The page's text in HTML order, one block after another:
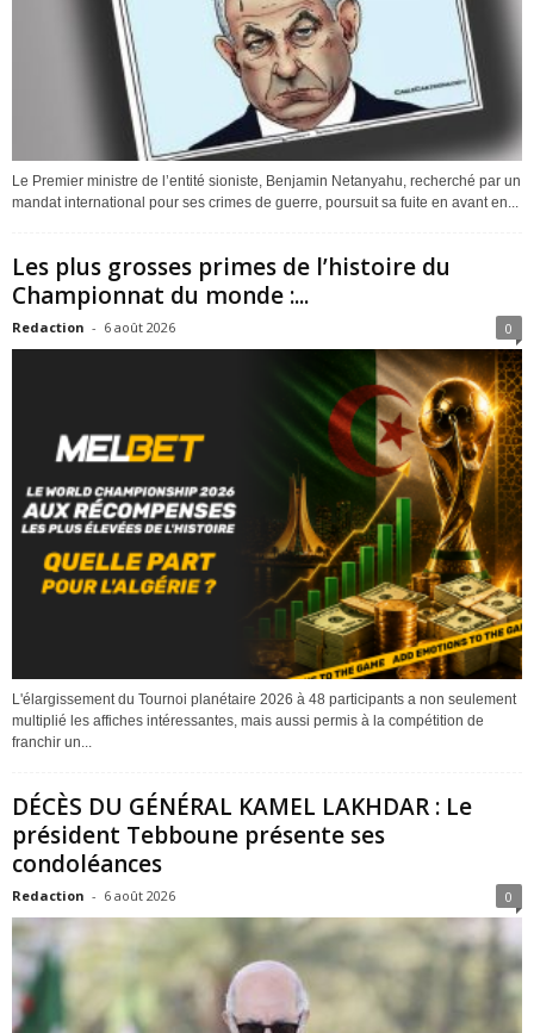
Le Premier ministre de l’entité sioniste, Benjamin Netanyahu, recherché par un
mandat international pour ses crimes de guerre, poursuit sa fuite en avant en...
Les plus grosses primes de l’histoire du
Championnat du monde :...
Redaction - 6 août 2026 0
L'élargissement du Tournoi planétaire 2026 à 48 participants a non seulement
multiplié les affiches intéressantes, mais aussi permis à la compétition de
franchir un...
DÉCÈS DU GÉNÉRAL KAMEL LAKHDAR : Le
président Tebboune présente ses
condoléances
Redaction - 6 août 2026 0